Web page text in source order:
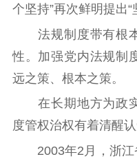
紫金文化艺术节
文明创建
思想政治教育 爱
个坚持”再次鲜明提出“
法规制度带有根本
性。加强党内法规制
远之策、根本之策。
在长期地方为政实
度管权治权有着清醒认
2003年2月，浙江